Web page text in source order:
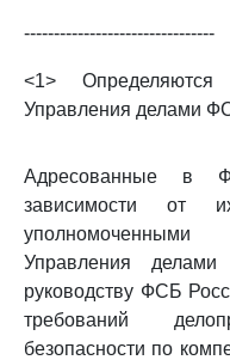
--------------------------------
<1> Определяются
Управления делами
Адресованные в
зависимости от
Управления
руководству ФСБ
требований
безопасности по